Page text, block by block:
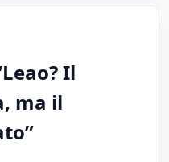
Il
ma il